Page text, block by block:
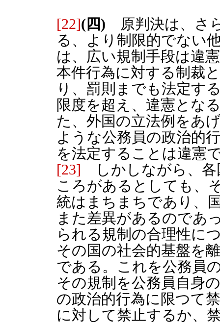
[22](四) 原判決は、さ
る、より制限的でない
は、広い規制手段は違
本件行為に対する制裁
り、罰則までも法定す
限度を超え、違憲とな
た、外国の立法例をあ
ような公務員の政治的
を法定することは違憲
[23] しかしながら、各
ころがあるとしても、
統はまちまちであり、
また差異があるのであ
られる規制の合理性に
その国の社会的基盤を
である。これを公務員
その規制を公務員自身
の政治的行為に限つて
に対して禁止するか、